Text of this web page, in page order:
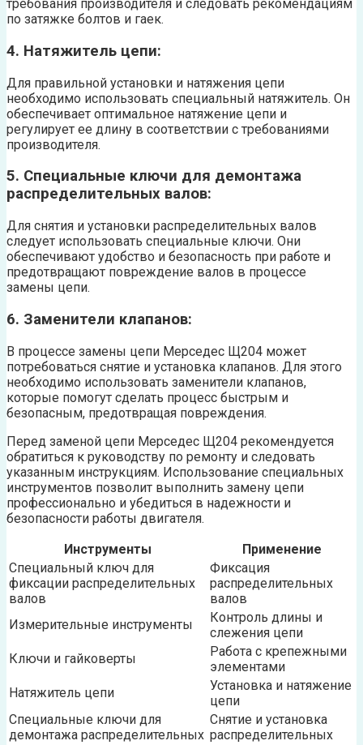
требования производителя и следовать рекомендациям
по затяжке болтов и гаек.
4. Натяжитель цепи:
Для правильной установки и натяжения цепи
необходимо использовать специальный натяжитель. Он
обеспечивает оптимальное натяжение цепи и
регулирует ее длину в соответствии с требованиями
производителя.
5. Специальные ключи для демонтажа
распределительных валов:
Для снятия и установки распределительных валов
следует использовать специальные ключи. Они
обеспечивают удобство и безопасность при работе и
предотвращают повреждение валов в процессе
замены цепи.
6. Заменители клапанов:
В процессе замены цепи Мерседес Щ204 может
потребоваться снятие и установка клапанов. Для этого
необходимо использовать заменители клапанов,
которые помогут сделать процесс быстрым и
безопасным, предотвращая повреждения.
Перед заменой цепи Мерседес Щ204 рекомендуется
обратиться к руководству по ремонту и следовать
указанным инструкциям. Использование специальных
инструментов позволит выполнить замену цепи
профессионально и убедиться в надежности и
безопасности работы двигателя.
Инструменты
Применение
Специальный ключ для
фиксации распределительных
валов
Фиксация
распределительных
валов
Измерительные инструменты
Контроль длины и
слежения цепи
Ключи и гайковерты
Работа с крепежными
элементами
Натяжитель цепи
Установка и натяжение
цепи
Специальные ключи для
демонтажа распределительных
Снятие и установка
распределительных